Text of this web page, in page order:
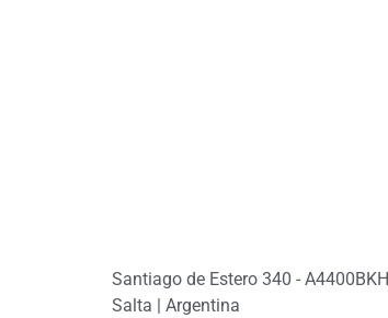
Santiago de Estero 340 - A4400BKH
Salta | Argentina